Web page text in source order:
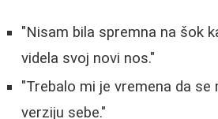
"Nisam bila spremna na šok
videla svoj novi nos."
"Trebalo mi je vremena da se
verziju sebe."